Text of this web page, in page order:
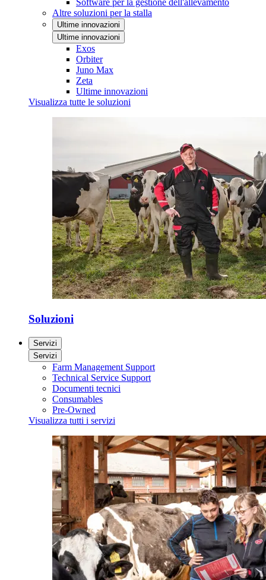
Software per la gestione dell'allevamento
Altre soluzioni per la stalla
Ultime innovazioni
Ultime innovazioni
Exos
Orbiter
Juno Max
Zeta
Ultime innovazioni
Visualizza tutte le soluzioni
Soluzioni
Servizi
Servizi
Farm Management Support
Technical Service Support
Documenti tecnici
Consumables
Pre-Owned
Visualizza tutti i servizi